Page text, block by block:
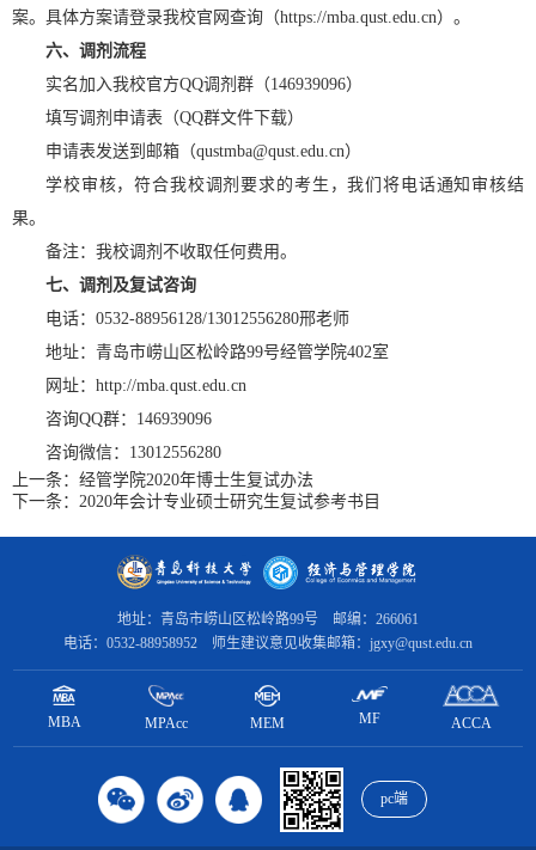
案。具体方案请登录我校官网查询（https://mba.qust.edu.cn）。
六、 调剂流程
实名加入我校官方QQ调剂群（146939096）
填写调剂申请表（QQ群文件下载）
申请表发送到邮箱（qustmba@qust.edu.cn）
学校审核，符合我校调剂要求的考生，我们将电话通知审核结
果。
备注：我校调剂不收取任何费用。
七、 调剂及复试咨询
电话：0532-88956128/13012556280邢老师
地址：青岛市崂山区松岭路99号经管学院402室
网址：http://mba.qust.edu.cn
咨询QQ群：146939096
咨询微信：13012556280
上一条： 经管学院2020年博士生复试办法
下一条： 2020年会计专业硕士研究生复试参考书目
地址：青岛市崂山区松岭路99号 邮编：266061
电话：0532-88958952 师生建议意见收集邮箱：jgxy@qust.edu.cn
MBA MPAcc MEM MF ACCA
pc端